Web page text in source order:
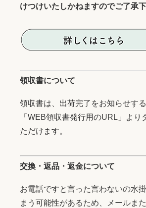
けつけいたしかねますのでご了承下
領収書について
領収書は、出荷完了をお知らせす
「WEB領収書発行用のURL」より
ただけます。
交換・返品・返金について
お電話ですと言った言わないの水
まう可能性があるため、メールま